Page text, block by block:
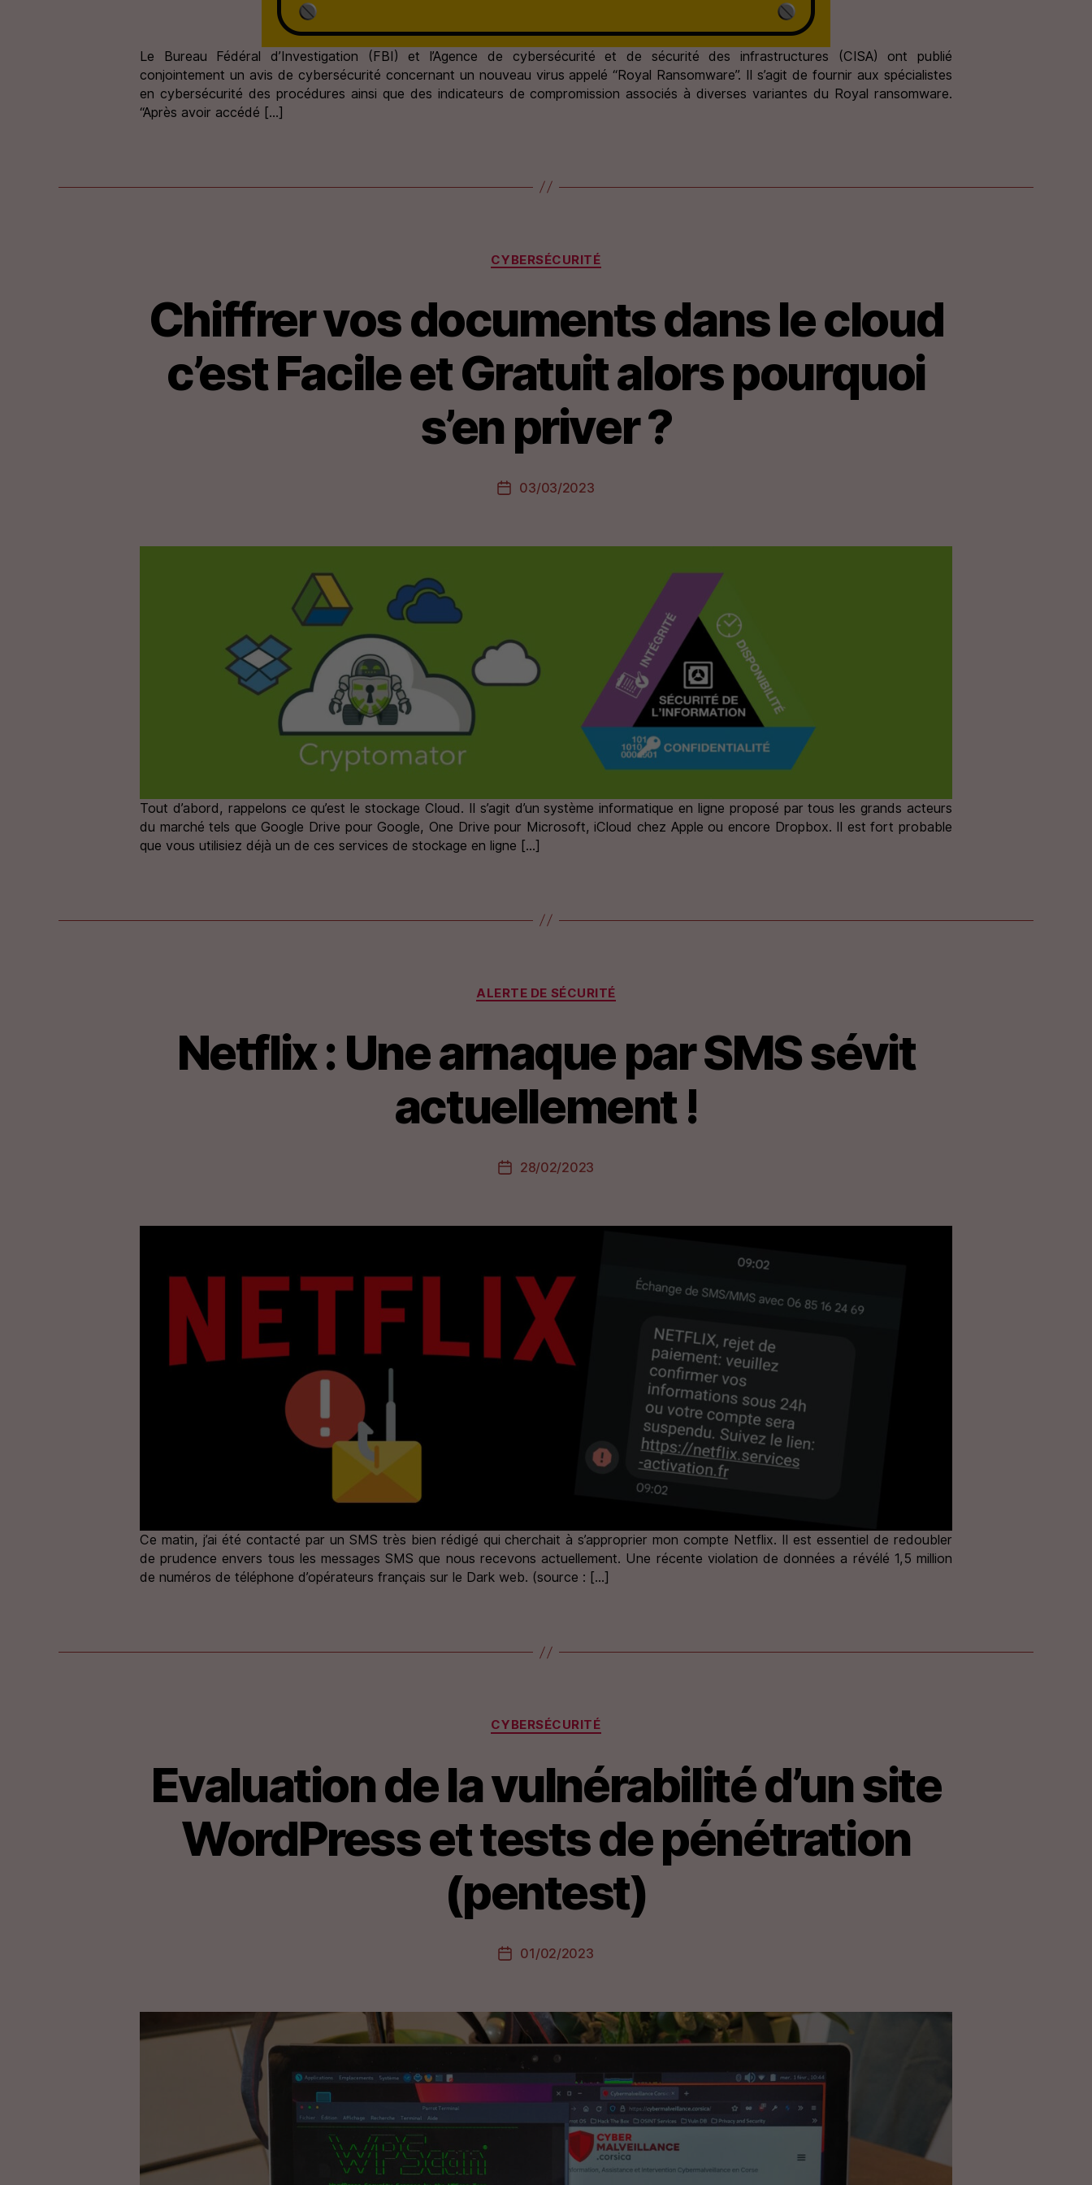
Le Bureau Fédéral d’Investigation (FBI) et l’Agence de cybersécurité et de sécurité des infrastructures (CISA) ont publié
conjointement un avis de cybersécurité concernant un nouveau virus appelé “Royal Ransomware”. Il s’agit de fournir aux spécialistes
en cybersécurité des procédures ainsi que des indicateurs de compromission associés à diverses variantes du Royal ransomware.
“Après avoir accédé […]
Catégories
CYBERSÉCURITÉ
Chiffrer vos documents dans le cloud
c’est Facile et Gratuit alors pourquoi
s’en priver ?
Date03/03/2023
Tout d’abord, rappelons ce qu’est le stockage Cloud. Il s’agit d’un système informatique en ligne proposé par tous les grands acteurs
du marché tels que Google Drive pour Google, One Drive pour Microsoft, iCloud chez Apple ou encore Dropbox. Il est fort probable
que vous utilisiez déjà un de ces services de stockage en ligne […]
Catégories
ALERTE DE SÉCURITÉ
Netflix : Une arnaque par SMS sévit
actuellement !
Date28/02/2023
Ce matin, j’ai été contacté par un SMS très bien rédigé qui cherchait à s’approprier mon compte Netflix. Il est essentiel de redoubler
de prudence envers tous les messages SMS que nous recevons actuellement. Une récente violation de données a révélé 1,5 million
de numéros de téléphone d’opérateurs français sur le Dark web. (source : […]
Catégories
CYBERSÉCURITÉ
Evaluation de la vulnérabilité d’un site
WordPress et tests de pénétration
(pentest)
Date01/02/2023